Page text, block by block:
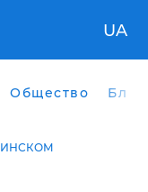
UA
Общество